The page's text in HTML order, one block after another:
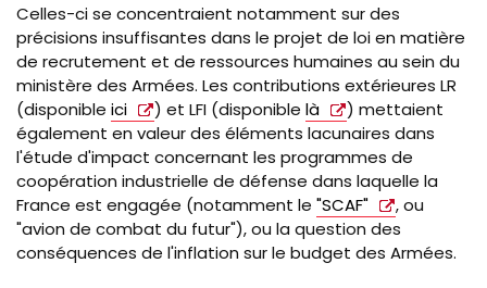
Celles-ci se concentraient notamment sur des
précisions insuffisantes dans le projet de loi en matière
de recrutement et de ressources humaines au sein du
ministère des Armées. Les contributions extérieures LR
(disponible ici ) et LFI (disponible là
) mettaient
également en valeur des éléments lacunaires dans
l'étude d'impact concernant les programmes de
coopération industrielle de défense dans laquelle la
France est engagée (notamment le "SCAF"
, ou
"avion de combat du futur"), ou la question des
conséquences de l'inflation sur le budget des Armées.